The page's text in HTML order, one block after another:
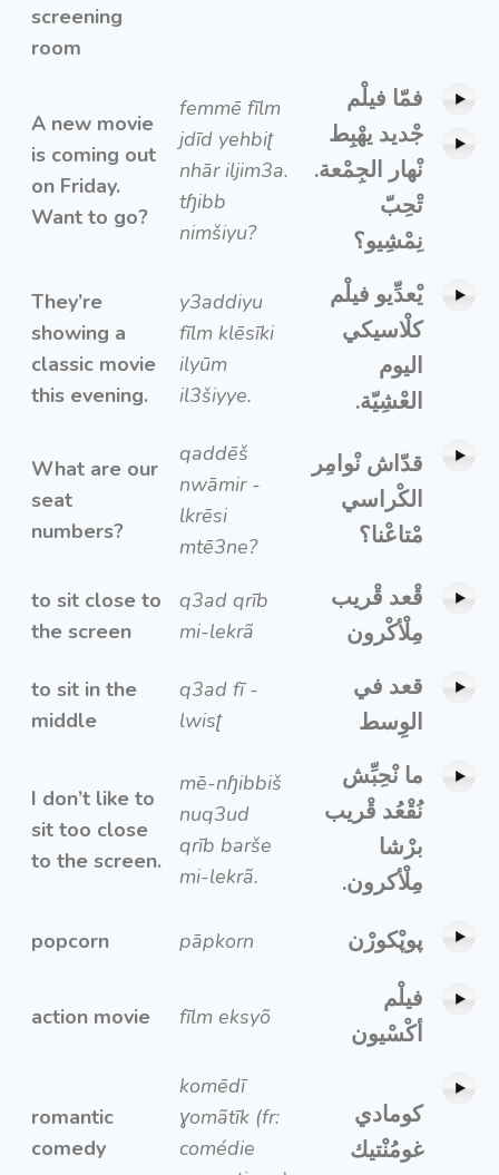
screening
room
A new movie
is coming out
on Friday.
Want to go?
femmē fīlm
jdīd yehbiʈ
nhār iljim3a.
tɧibb
nimšiyu?
فمّا فيلْم
جْديد يهْبِط
نْهار الجِمْعة.
تْحِبّ
نِمْشِيو؟
They’re
showing a
classic movie
this evening.
y3addiyu
fīlm klēsīki
ilyūm
il3šiyye.
يْعدِّيو فيلْم
كلْاسيكي
اليوم
العْشِيّة.
What are our
seat
numbers?
qaddēš
nwāmir -
lkrēsi
mtē3ne?
قدّاش نْوامِر
الكْراسي
مْتاعْنا؟
to sit close to
the screen
q3ad qrīb
mi-lekrã
قْعد قْريب
مِلْأكْرون
to sit in the
middle
q3ad fī -
lwisʈ
قعد في
الوِسط
I don’t like to
sit too close
to the screen.
mē-nɧibbiš
nuq3ud
qrīb barše
mi-lekrã.
ما نْحِبِّش
نُقْعُد قْريب
برْشا
مِلْأكرون.
popcorn pāpkorn پوپْكورْن
action movie fīlm eksyõ
فيلْم
أكْسْيون
romantic
comedy
komēdī
ɣomãtīk (fr:
comédie
كومادي
غومُنْتيك